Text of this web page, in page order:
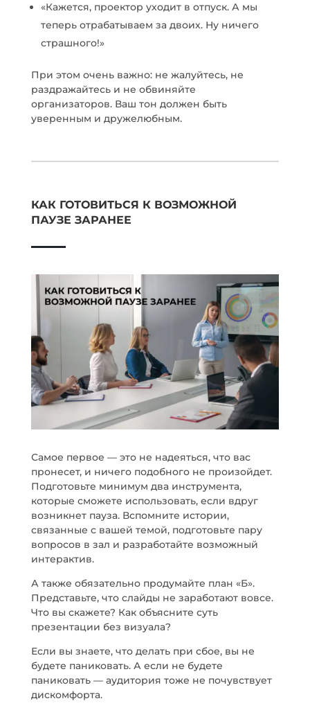
«Кажется, проектор уходит в отпуск. А мы
теперь отрабатываем за двоих. Ну ничего
страшного!»
При этом очень важно: не жалуйтесь, не
раздражайтесь и не обвиняйте
организаторов. Ваш тон должен быть
уверенным и дружелюбным.
КАК ГОТОВИТЬСЯ К ВОЗМОЖНОЙ
ПАУЗЕ ЗАРАНЕЕ
Самое первое — это не надеяться, что вас
пронесет, и ничего подобного не произойдет.
Подготовьте минимум два инструмента,
которые сможете использовать, если вдруг
возникнет пауза. Вспомните истории,
связанные с вашей темой, подготовьте пару
вопросов в зал и разработайте возможный
интерактив.
А также обязательно продумайте план «Б».
Представьте, что слайды не заработают вовсе.
Что вы скажете? Как объясните суть
презентации без визуала?
Если вы знаете, что делать при сбое, вы не
будете паниковать. А если не будете
паниковать — аудитория тоже не почувствует
дискомфорта.